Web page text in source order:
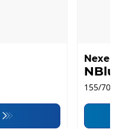
Nexen
155/70